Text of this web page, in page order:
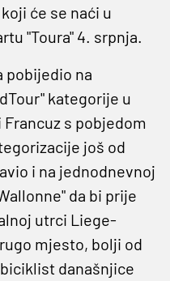
će se naći u
"Toura" 4. srpnja.
pobijedio na
kategorije u
s pobjedom
još od
i na jednodnevnoj
da bi prije
utrci Liege-
mjesto, bolji od
današnjice